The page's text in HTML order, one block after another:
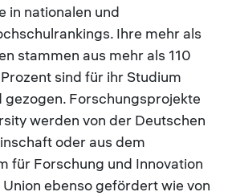
in nationalen und
Ihre mehr als
stammen aus mehr als 110
sind für ihr Studium
gezogen. Forschungsprojekte
werden von der Deutschen
oder aus dem
für Forschung und Innovation
ebenso gefördert wie von